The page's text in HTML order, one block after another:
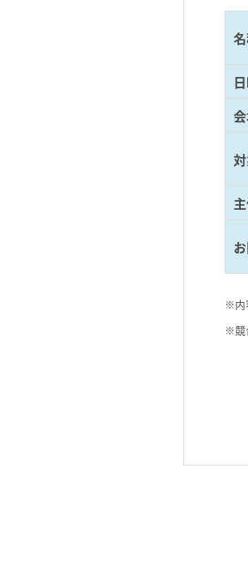
※内
※競